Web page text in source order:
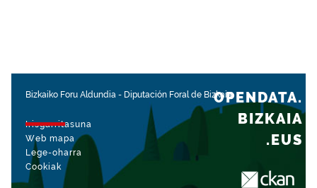
Bizkaiko Foru Aldundia - Diputación Foral de Bizkaia
Irisgarritasuna
Web mapa
Lege-oharra
Cookiak
OPENDATA.
BIZKAIA
.EUS